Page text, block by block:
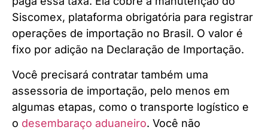
Siscomex, plataforma obrigatória para registrar
operações de importação no Brasil. O valor é
fixo por adição na Declaração de Importação.
Você precisará contratar também uma
assessoria de importação, pelo menos em
algumas etapas, como o transporte logístico e
o desembaraço aduaneiro. Você não